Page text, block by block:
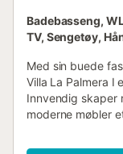
Badebasseng,
TV, Sengetøy,
Med sin buede
Villa La Palmera I
Innvendig skaper
moderne møbler
gulv-til-tak-